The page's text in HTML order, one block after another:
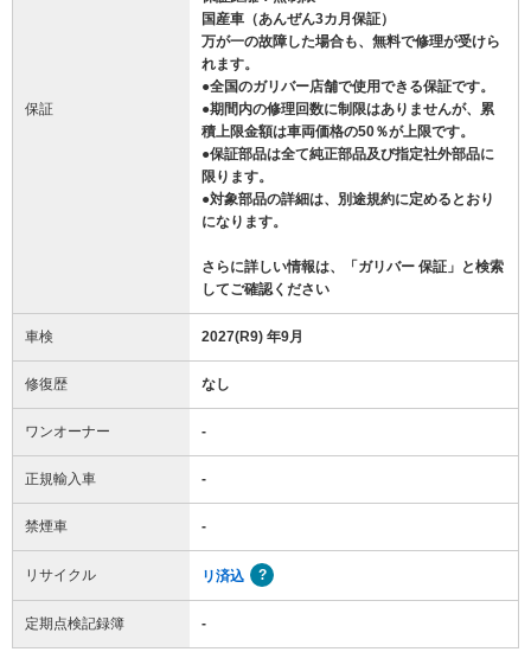
保証
国産車（あんぜん3カ月保証）
万が一の故障した場合も、無料で修理が受けら
れます。
●全国のガリバー店舗で使用できる保証です。
●期間内の修理回数に制限はありませんが、累
積上限金額は車両価格の50％が上限です。
●保証部品は全て純正部品及び指定社外部品に
限ります。
●対象部品の詳細は、別途規約に定めるとおり
になります。
さらに詳しい情報は、「ガリバー 保証」と検索
してご確認ください
車検 2027(R9) 年9月
修復歴 なし
ワンオーナー -
正規輸入車 -
禁煙車 -
リサイクル リ済込
定期点検記録簿 -